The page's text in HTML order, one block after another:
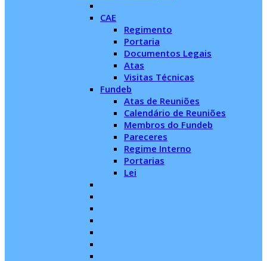
CAE
Regimento
Portaria
Documentos Legais
Atas
Visitas Técnicas
Fundeb
Atas de Reuniões
Calendário de Reuniões
Membros do Fundeb
Pareceres
Regime Interno
Portarias
Lei